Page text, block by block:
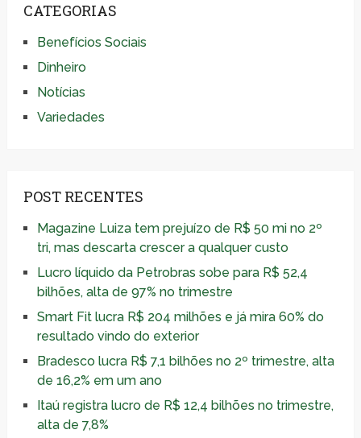
CATEGORIAS
Benefícios Sociais
Dinheiro
Notícias
Variedades
POST RECENTES
Magazine Luiza tem prejuízo de R$ 50 mi no 2º
tri, mas descarta crescer a qualquer custo
Lucro líquido da Petrobras sobe para R$ 52,4
bilhões, alta de 97% no trimestre
Smart Fit lucra R$ 204 milhões e já mira 60% do
resultado vindo do exterior
Bradesco lucra R$ 7,1 bilhões no 2º trimestre, alta
de 16,2% em um ano
Itaú registra lucro de R$ 12,4 bilhões no trimestre,
alta de 7,8%